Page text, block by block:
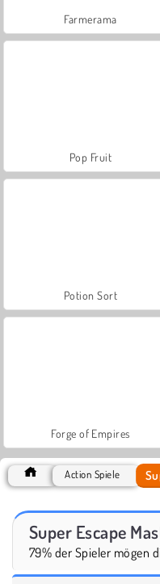
Farmerama
Pop Fruit
Potion Sort
Forge of Empires
Action Spiele
Super Escape
79% der Spieler mögen